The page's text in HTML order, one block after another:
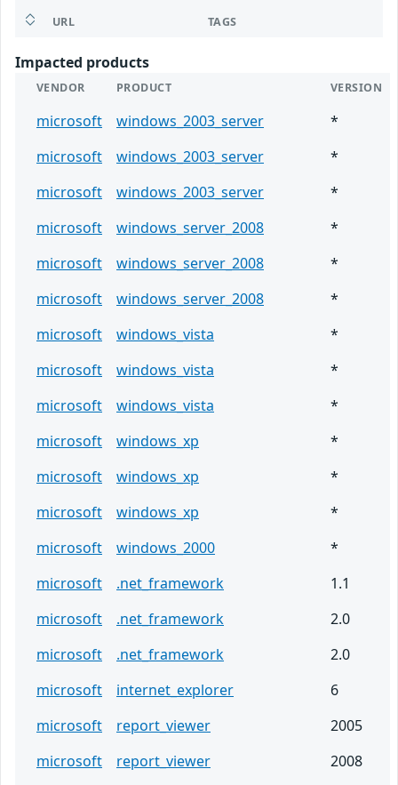
URL TAGS
Impacted products
VENDOR PRODUCT VERSION
microsoft windows_2003_server
*
microsoft
windows_2003_server
*
microsoft
windows_2003_server
*
microsoft
windows_server_2008
*
microsoft
windows_server_2008
*
microsoft
windows_server_2008
*
microsoft
windows_vista
*
microsoft
windows_vista
*
microsoft
windows_vista
*
microsoft
windows_xp
*
microsoft
windows_xp
*
microsoft
windows_xp
*
microsoft
windows_2000
*
microsoft
.net_framework
1.1
microsoft
.net_framework
2.0
microsoft
.net_framework
2.0
microsoft
internet_explorer
6
microsoft
report_viewer
2005
microsoft
report_viewer 2008